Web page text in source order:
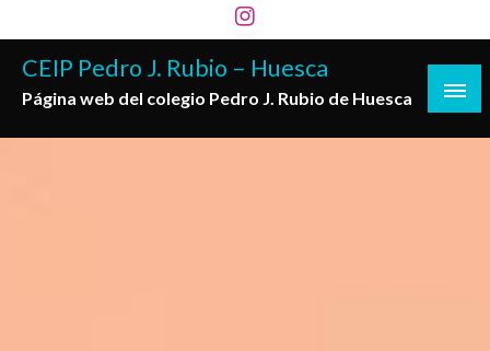
al
contenido
CEIP Pedro J. Rubio – Huesca
Página web del colegio Pedro J. Rubio de Huesca